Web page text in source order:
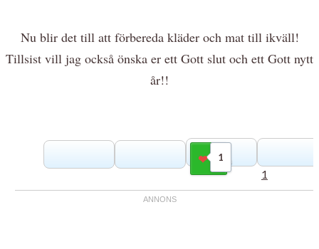
Nu blir det till att förbereda kläder och mat till ikväll!
Tillsist vill jag också önska er ett Gott slut och ett Gott nytt
år!!
1
Gilla
1